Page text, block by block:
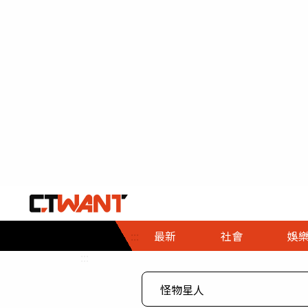
::: 最新 社會
社會首頁
時事
娛樂
娛樂首頁
即時
專題
財經首頁
熱線
３Ｃ
政